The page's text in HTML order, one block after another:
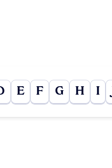
E F G H I